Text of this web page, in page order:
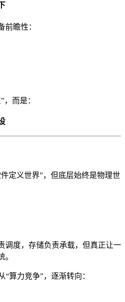
前瞻性：
而是：
定义世界”，但底层始终是物理世
调度，存储负责承载，但真正让一
。
算力竞争”，逐渐转向：